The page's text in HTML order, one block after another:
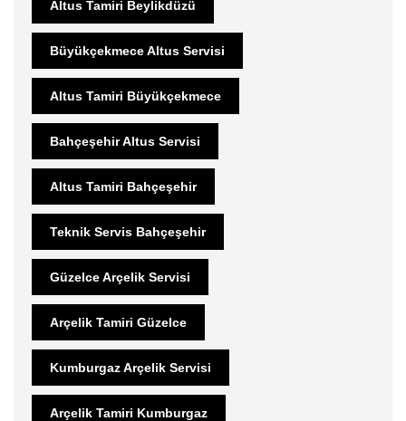
Altus Tamiri Beylikdüzü
Büyükçekmece Altus Servisi
Altus Tamiri Büyükçekmece
Bahçeşehir Altus Servisi
Altus Tamiri Bahçeşehir
Teknik Servis Bahçeşehir
Güzelce Arçelik Servisi
Arçelik Tamiri Güzelce
Kumburgaz Arçelik Servisi
Arçelik Tamiri Kumburgaz